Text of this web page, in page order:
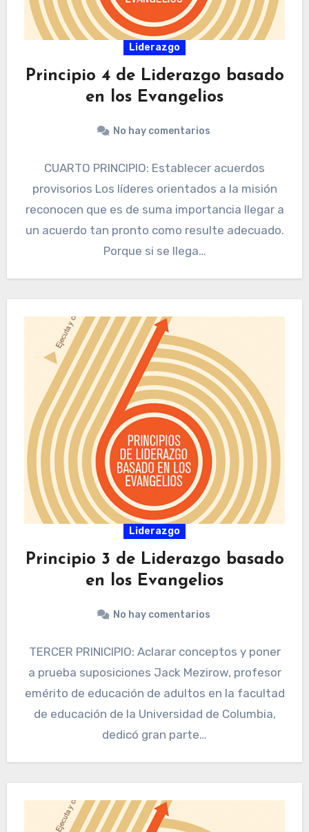
Liderazgo
Principio 4 de Liderazgo basado
en los Evangelios
No hay comentarios
CUARTO PRINCIPIO: Establecer acuerdos
provisorios Los líderes orientados a la misión
reconocen que es de suma importancia llegar a
un acuerdo tan pronto como resulte adecuado.
Porque si se llega…
Liderazgo
Principio 3 de Liderazgo basado
en los Evangelios
No hay comentarios
TERCER PRINICIPIO: Aclarar conceptos y poner
a prueba suposiciones Jack Mezirow, profesor
emérito de educación de adultos en la facultad
de educación de la Universidad de Columbia,
dedicó gran parte…